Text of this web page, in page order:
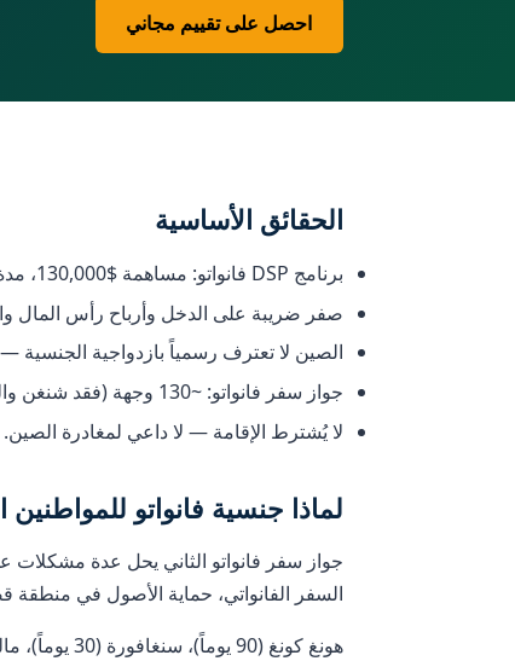
احصل على تقييم مجاني
الحقائق الأساسية
برنامج DSP فانواتو: مساهمة $130,000، مدة 45–60 يوماً، كل الإجراءات عن بُعد.
صفر ضريبة على الدخل وأرباح رأس المال
الصين لا تعترف رسمياً بازدواجية
جواز سفر فانواتو: ~130 وجهة (فقد شنغن والمملكة المتحدة في 2023، لكن يحتفظ بهونغ كونغ وسنغافورة وماليزيا).
لا يُشترط الإقامة — لا داعي لمغادرة الصين.
لماذا جنسية فانواتو للمواطنين
جواز سفر فانواتو الثاني يحل عدة مشكلات
السفر الفانواتي، حماية الأصول في